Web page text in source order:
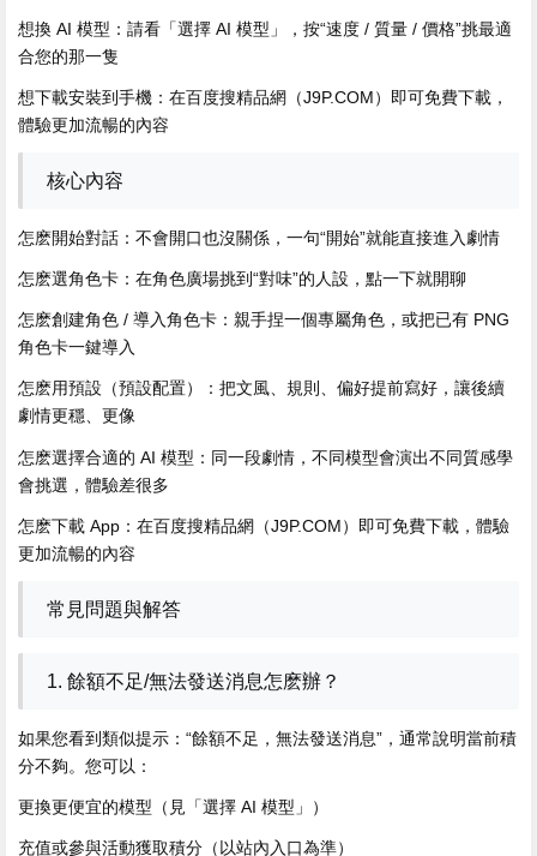
想換 AI 模型：請看「選擇 AI 模型」，按“速度 / 質量 / 價格”挑最適
合您的那一隻
想下載安裝到手機：在百度搜精品網（J9P.COM）即可免費下載，
體驗更加流暢的內容
核心內容
怎麽開始對話：不會開口也沒關係，一句“開始”就能直接進入劇情
怎麽選角色卡：在角色廣場挑到“對味”的人設，點一下就開聊
怎麽創建角色 / 導入角色卡：親手捏一個專屬角色，或把已有 PNG
角色卡一鍵導入
怎麽用預設（預設配置）：把文風、規則、偏好提前寫好，讓後續
劇情更穩、更像
怎麽選擇合適的 AI 模型：同一段劇情，不同模型會演出不同質感學
會挑選，體驗差很多
怎麽下載 App：在百度搜精品網（J9P.COM）即可免費下載，體驗
更加流暢的內容
常見問題與解答
1. 餘額不足/無法發送消息怎麽辦？
如果您看到類似提示：“餘額不足，無法發送消息”，通常說明當前積
分不夠。您可以：
更換更便宜的模型（見「選擇 AI 模型」）
充值或參與活動獲取積分（以站內入口為準）